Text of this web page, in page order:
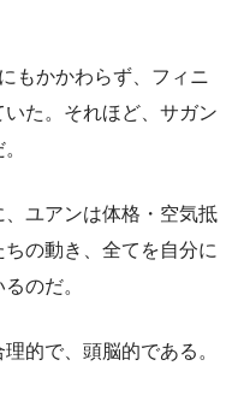
もかかわらず、フィニ
た。それほど、サガン
ユアンは体格・空気抵
の動き、全てを自分に
のだ。
的で、頭脳的である。